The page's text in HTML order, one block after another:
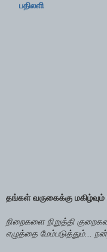
பதிலளி
தங்கள் வருகைக்கு மகிழ்வும்
நிறைகளை நிறுத்தி
எழுத்தை மேம்படுத்தும்...